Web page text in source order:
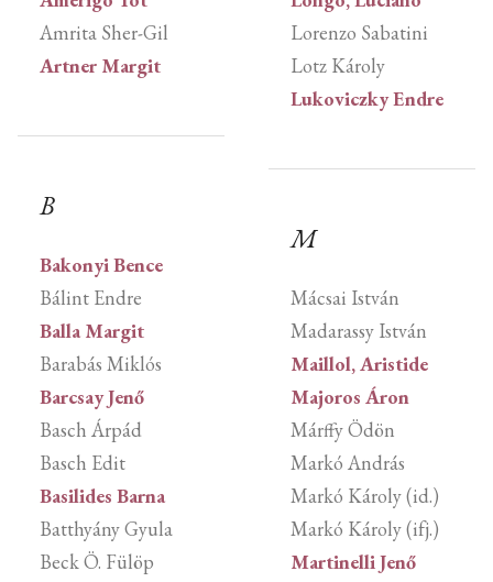
Amrita Sher-Gil
Artner Margit
B
Bakonyi Bence
Bálint Endre
Balla Margit
Barabás Miklós
Barcsay Jenő
Basch Árpád
Basch Edit
Basilides Barna
Batthyány Gyula
Beck Ö. Fülöp
Lorenzo Sabatini
Lotz Károly
Lukoviczky Endre
M
Mácsai István
Madarassy István
Maillol, Aristide
Majoros Áron
Márffy Ödön
Markó András
Markó Károly (id.)
Markó Károly (ifj.)
Martinelli Jenő